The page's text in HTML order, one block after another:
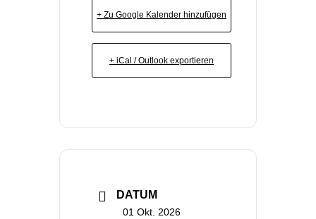
+ Zu Google Kalender hinzufügen
+ iCal / Outlook exportieren
DATUM
01 Okt. 2026